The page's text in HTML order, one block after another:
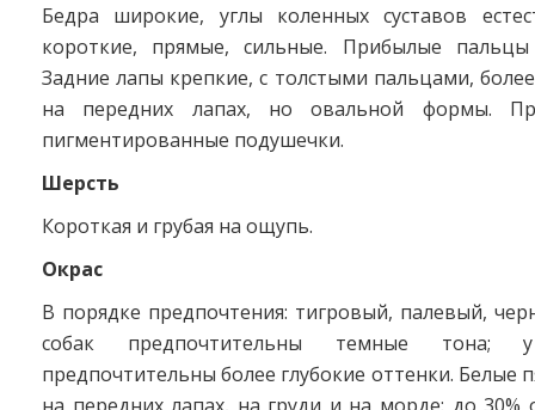
Бедра широкие, углы коленных суставов
короткие, прямые, сильные. Прибылые пальцы
Задние лапы крепкие, с толстыми пальцами,
на передних лапах, но овальной формы.
пигментированные подушечки.
Шерсть
Короткая и грубая на ощупь.
Окрас
В порядке предпочтения: тигровый, палевый,
собак предпочтительны темные
предпочтительны более глубокие оттенки. Белые